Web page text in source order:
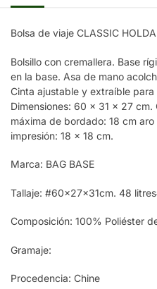
Bolsa de viaje CLASSIC
Bolsillo con cremallera. Base
en la base. Asa de mano
Cinta ajustable y extraíble
Dimensiones: 60 x 31 x 27
máxima de bordado: 18 cm
impresión: 18 x 18 cm.
Marca: BAG BASE
Tallaje: #60x27x31cm. 48
Composición: 100% Poliéster
Gramaje:
Procedencia: Chine